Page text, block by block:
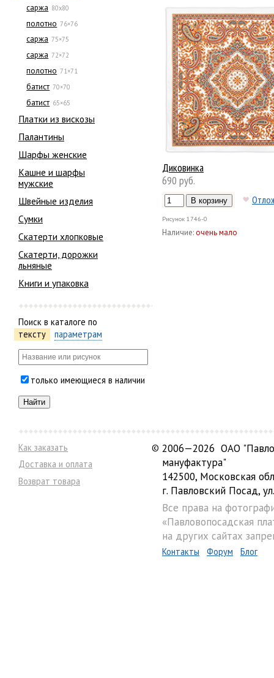
саржа 80х80
полотно 76×76
саржа 75×75
саржа 72×72
полотно 71×71
батист 70×70
батист 65×65
Платки из вискозы
Палантины
Шарфы женские
Кашне и шарфы
мужские
Швейные изделия
Сумки
Скатерти хлопковые
Скатерти, дорожки
льняные
Книги и упаковка
Поиск в каталоге по
тексту
параметрам
только имеющиеся в наличии
Диковинка
690 руб.
Рисунок 1746-0
Наличие:очень мало
Как заказать
Доставка и оплата
Возврат товара
© 2006—2026 ОАО
мануфактура"
142500, Московская
г. Павловский Посад,
Все права на
«Павловопосадская
на других сайтах
Контакты Форум Блог